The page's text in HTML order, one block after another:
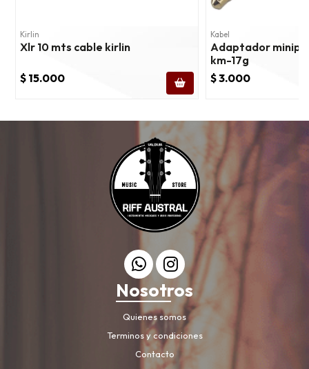
Kirlin
Xlr 10 mts cable kirlin
$ 15.000
Kabel
Adaptador
km-17g
$ 3.000
Nosotros
Quienes somos
Terminos y condiciones
Contacto